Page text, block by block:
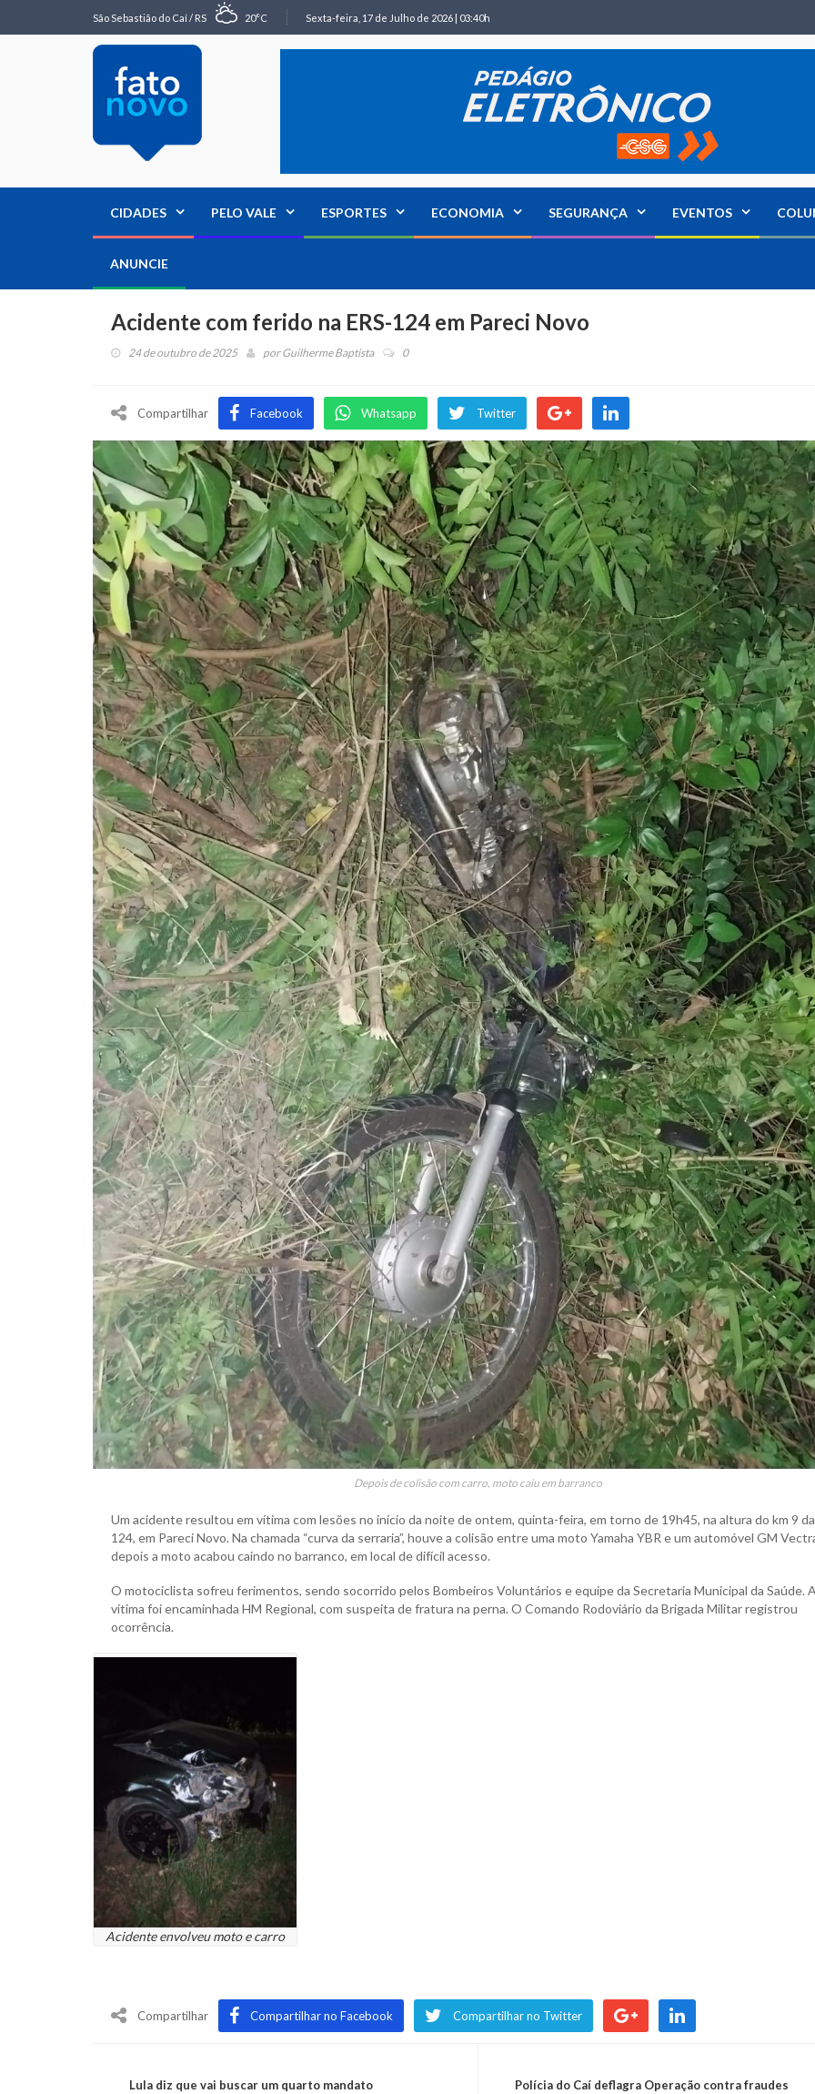
São Sebastião do Caí / RS 20°C Sexta-feira, 17 de Julho de 2026 | 03:40h
CIDADES PELO VALE ESPORTES ECONOMIA SEGURANÇA EVENTOS
ANUNCIE
Acidente com ferido na ERS-124 em Pareci Novo
24 de outubro de 2025 porGuilherme Baptista 0
Compartilhar Facebook Whatsapp Twitter
Depois de colisão com carro, moto caiu em barranco
Um acidente resultou em vítima com lesões no início da noite de ontem, quinta-feira, em torno de 19h45, na altura do km 9 da
124, em Pareci Novo. Na chamada “curva da serraria”, houve a colisão entre uma moto Yamaha YBR e um automóvel GM
depois a moto acabou caindo no barranco, em local de difícil acesso.
O motociclista sofreu ferimentos, sendo socorrido pelos Bombeiros Voluntários e equipe da Secretaria Municipal da Saúde. A
vítima foi encaminhada HM Regional, com suspeita de fratura na perna. O Comando Rodoviário da Brigada Militar registrou
ocorrência.
Acidente envolveu moto e carro
Compartilhar Compartilhar no Facebook Compartilhar no Twitter
Lula diz que vai buscar um quarto mandato
Polícia do Caí deflagra Operação contra fraudes